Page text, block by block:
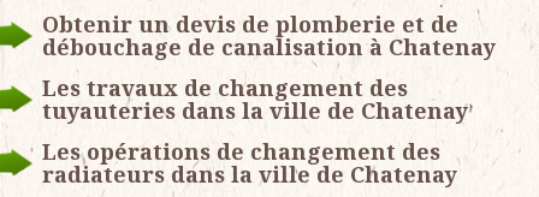
Obtenir un devis de plomberie et de
débouchage de canalisation à Chatenay
Les travaux de changement des
tuyauteries dans la ville de Chatenay
Les opérations de changement des
radiateurs dans la ville de Chatenay